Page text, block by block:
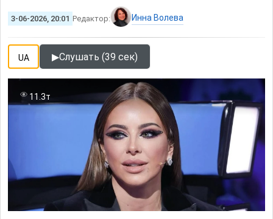
3-06-2026, 20:01 Редактор: Инна Волева
UA ▶Слушать (39 сек)
11.3т